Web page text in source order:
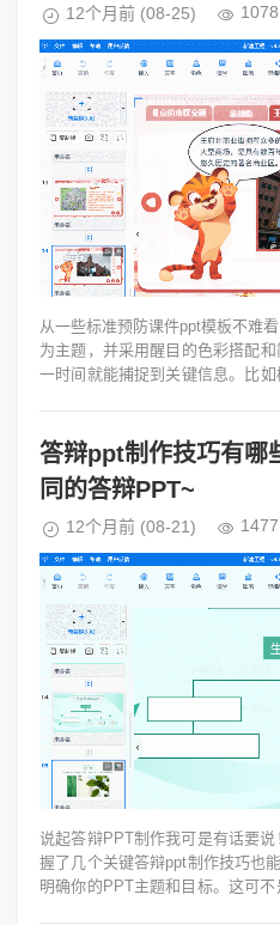
12个月前 (08-25) 1078
从一些标准预防课件ppt模板不难
为主题，并采用醒目的色彩搭配
一时间就能捕捉到关键信息。比如
答辩ppt制作技巧有哪
同的答辩PPT~
12个月前 (08-21) 1477
说起答辩PPT制作我可是有话要
握了几个关键答辩ppt制作技巧也
明确你的PPT主题和目标。这可